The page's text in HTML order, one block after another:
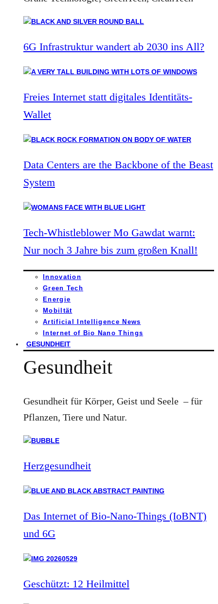
6G Infrastruktur wandert ab 2030 ins All?
Freies Internet statt digitales Identitäts-
Wallet
Data Centers are the Backbone of the Beast
System
Tech-Whistleblower Mo Gawdat warnt:
Nur noch 3 Jahre bis zum großen Knall!
Innovation
Green Tech
Energie
Mobiltät
Artificial Intelligence News
Internet of Bio Nano Things
GESUNDHEIT
Gesundheit
Gesundheit für Körper, Geist und Seele – für
Pflanzen, Tiere und Natur.
Herzgesundheit
Das Internet of Bio-Nano-Things (IoBNT)
und 6G
Geschützt: 12 Heilmittel